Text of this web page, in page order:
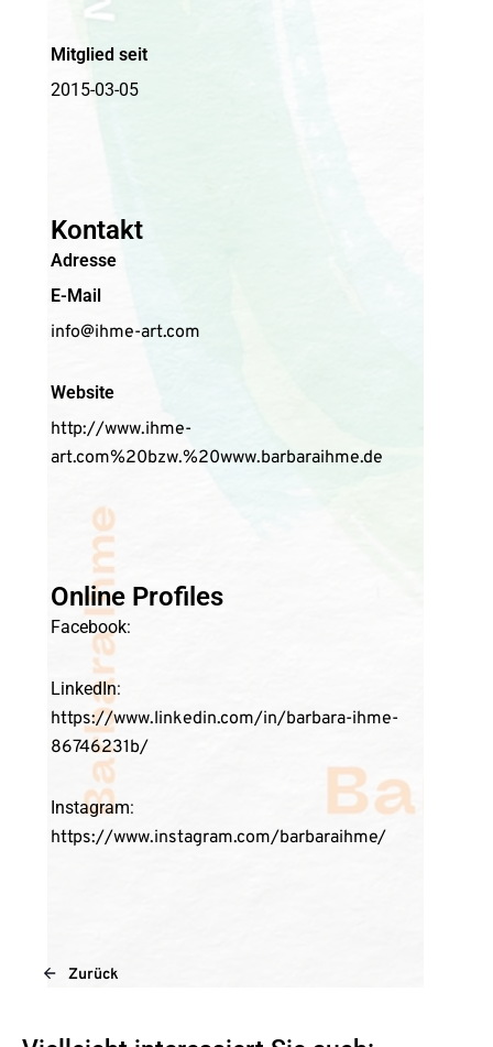
Mitglied seit
2015-03-05
Kontakt
Adresse
E-Mail
info@ihme-art.com
Website
http://www.ihme-
art.com%20bzw.%20www.barbaraihme.de
Online Profiles
Facebook:
LinkedIn:
https://www.linkedin.com/in/barbara-ihme-
86746231b/
Instagram:
https://www.instagram.com/barbaraihme/
Zurück